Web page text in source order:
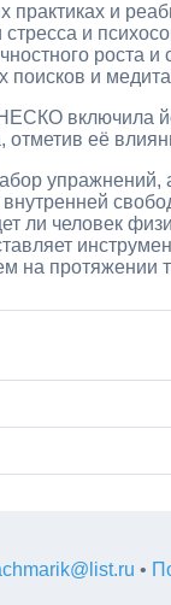
практиках и
и
роста
поисков и
включила
отметив её
упражнений,
ли человек
на протяжении
•